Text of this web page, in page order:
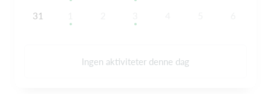
31
Ingen aktiviteter denne dag